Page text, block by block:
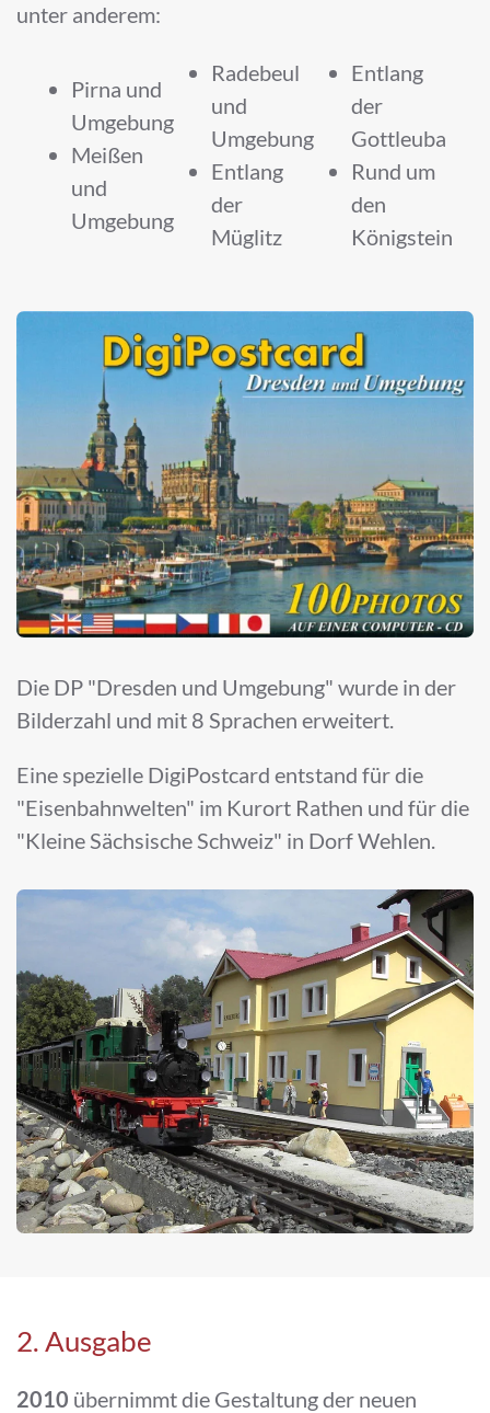
unter anderem:
Pirna und
Umgebung
Meißen
und
Umgebung
Radebeul
und
Umgebung
Entlang
der
Müglitz
Entlang
der
Gottleuba
Rund um
den
Königstein
Die DP "Dresden und Umgebung" wurde in der
Bilderzahl und mit 8 Sprachen erweitert.
Eine spezielle DigiPostcard entstand für die
"Eisenbahnwelten" im Kurort Rathen und für die
"Kleine Sächsische Schweiz" in Dorf Wehlen.
2. Ausgabe
2010 übernimmt die Gestaltung der neuen